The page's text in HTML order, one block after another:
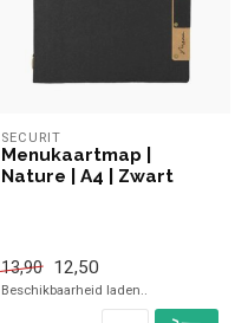
SECURIT
Menukaartmap |
Nature | A4 | Zwart
13,90 12,50
Beschikbaarheid laden..